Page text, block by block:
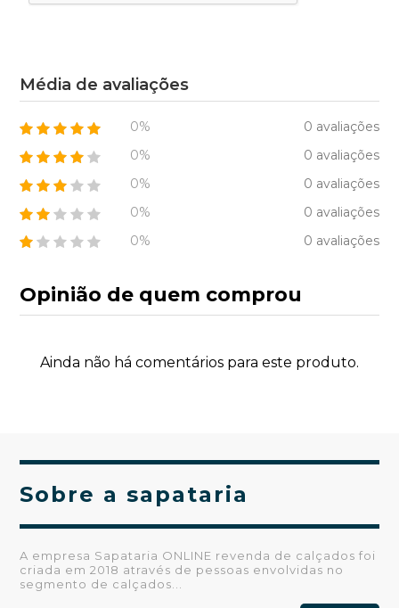
Média de avaliações
0 avaliações
0%
0 avaliações
0%
0 avaliações
0%
0 avaliações
0%
0 avaliações
0%
Opinião de quem comprou
Ainda não há comentários para este produto.
Sobre a sapataria
A empresa Sapataria ONLINE revenda de calçados foi
criada em 2018 através de pessoas envolvidas no
segmento de calçados...